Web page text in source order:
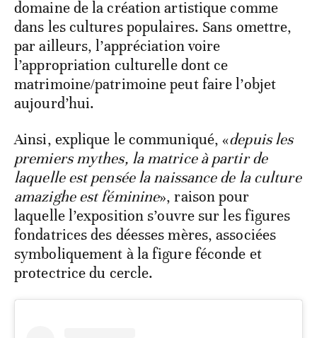
domaine de la création artistique comme
dans les cultures populaires. Sans omettre,
par ailleurs, l’appréciation voire
l’appropriation culturelle dont ce
matrimoine/patrimoine peut faire l’objet
aujourd’hui.
Ainsi, explique le communiqué, «depuis les
premiers mythes, la matrice à partir de
laquelle est pensée la naissance de la culture
amazighe est féminine», raison pour
laquelle l’exposition s’ouvre sur les figures
fondatrices des déesses mères, associées
symboliquement à la figure féconde et
protectrice du cercle.